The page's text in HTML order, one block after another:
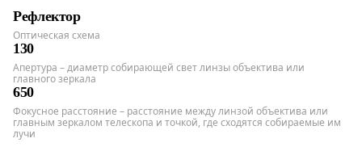
Рефлектор
Оптическая схема
130
Апертура – диаметр собирающей свет линзы объектива или
главного зеркала
650
Фокусное расстояние – расстояние между линзой объектива или
главным зеркалом телескопа и точкой, где сходятся собираемые им
лучи